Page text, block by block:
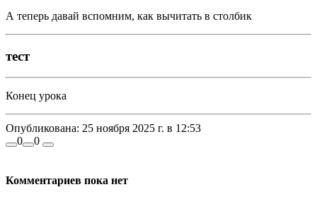
А теперь давай вспомним, как вычитать в столбик
тест
Конец урока
Опубликована: 25 ноября 2025 г. в 12:53
0
0
Комментариев пока нет